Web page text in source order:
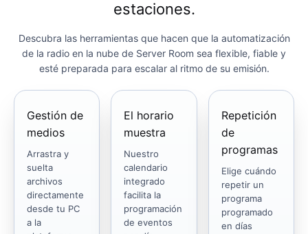
estaciones.
Descubra las herramientas que hacen que la automatización
de la radio en la nube de Server Room sea flexible, fiable y
esté preparada para escalar al ritmo de su emisión.
Gestión de
medios
Arrastra y
suelta
archivos
directamente
desde tu PC
a la
El horario
muestra
Nuestro
calendario
integrado
facilita la
programación
de eventos
Repetición
de
programas
Elige cuándo
repetir un
programa
programado
en días